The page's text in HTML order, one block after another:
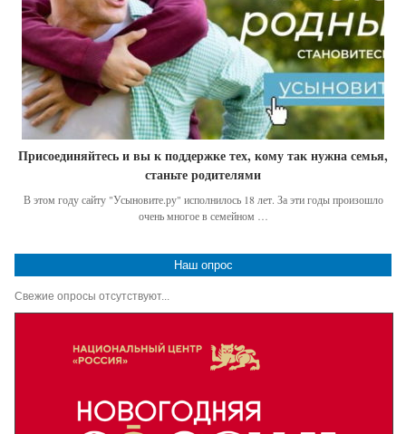
Присоединяйтесь и вы к поддержке тех, кому так нужна семья,
станьте родителями
В этом году сайту "Усыновите.ру" исполнилось 18 лет. За эти годы произошло
очень многое в семейном …
Наш опрос
Свежие опросы отсутствуют...